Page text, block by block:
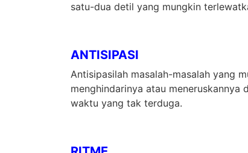
satu-dua detil yang mungkin
ANTISIPASI
Antisipasilah masalah-masalah yang
menghindarinya atau meneruskannya
waktu yang tak terduga.